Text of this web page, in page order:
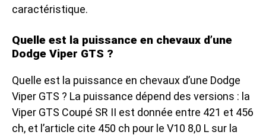
caractéristique.
Quelle est la puissance en chevaux d’une
Dodge Viper GTS ?
Quelle est la puissance en chevaux d’une Dodge
Viper GTS ? La puissance dépend des versions : la
Viper GTS Coupé SR II est donnée entre 421 et 456
ch, et l’article cite 450 ch pour le V10 8,0 L sur la